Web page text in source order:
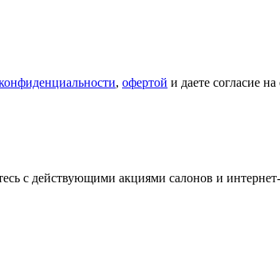
, офертой и даете согласие
с действующими акциями салонов и